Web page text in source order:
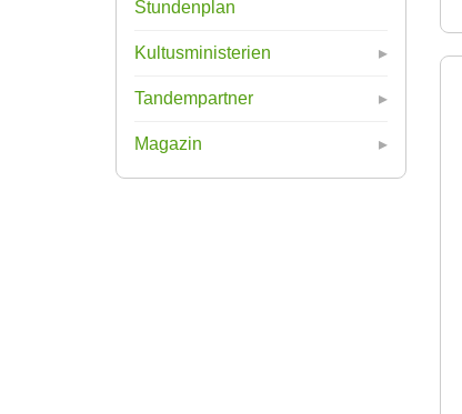
Stundenplan
Kultusministerien
Tandempartner
Magazin